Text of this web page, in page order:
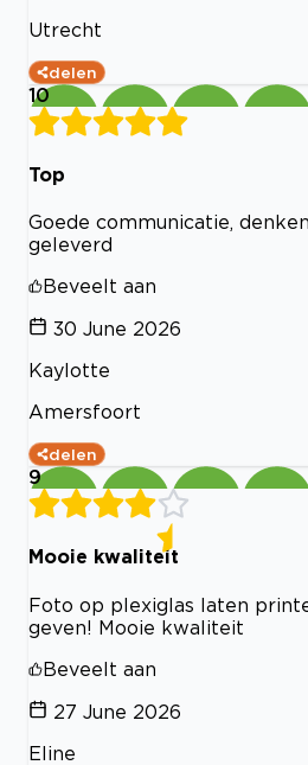
Utrecht
delen
10
Top
Goede communicatie,
geleverd
Beveelt aan
30 June 2026
Kaylotte
Amersfoort
delen
9
Mooie kwaliteit
Foto op plexiglas laten
geven! Mooie kwaliteit
Beveelt aan
27 June 2026
Eline